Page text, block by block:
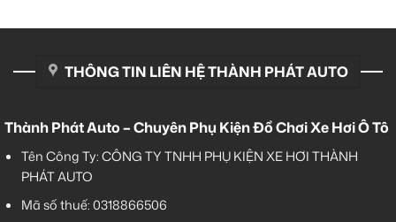
THÔNG TIN LIÊN HỆ THÀNH PHÁT AUTO
Thành Phát Auto – Chuyên Phụ Kiện Đồ Chơi Xe Hơi Ô Tô
Tên Công Ty: CÔNG TY TNHH PHỤ KIỆN XE HƠI THÀNH
PHÁT AUTO
Mã số thuế: 0318866506